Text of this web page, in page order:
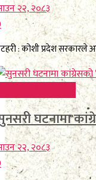
२२, २०८३
: कोशी प्रदेश सरकारले
घटनामा
२२, २०८३